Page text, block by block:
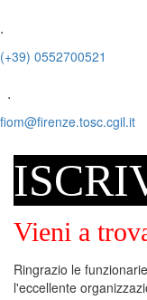
.
(+39) 0552700521
.
fiom@firenze.tosc.cgil.it
Vieni a
Ringrazio le
l'eccellente